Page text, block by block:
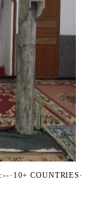
· 10+ COUNTRIES·